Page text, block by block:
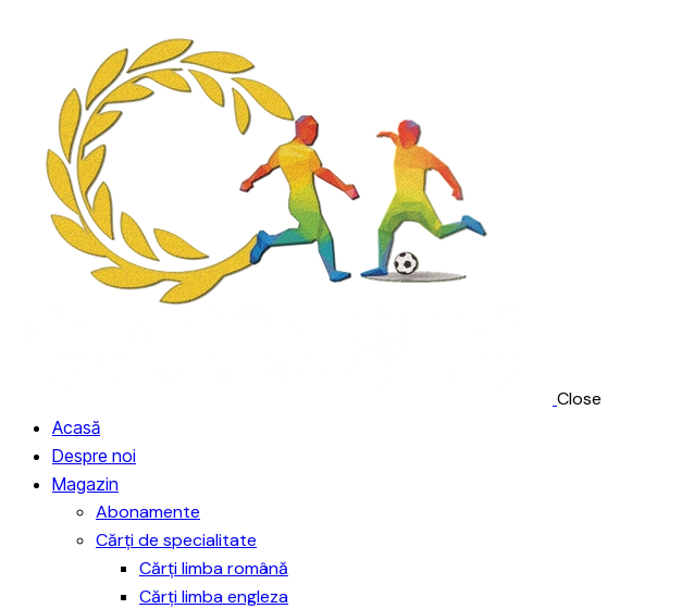
Close
Acasă
Despre noi
Magazin
Abonamente
Cărți de specialitate
Cărți limba română
Cărți limba engleza